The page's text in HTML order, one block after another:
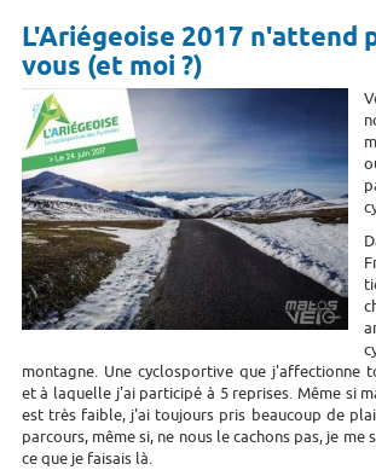
L'Ariégeoise 2017 n'attend
vous (et moi ?)
montagne. Une cyclosportive que j'affectionne
et à laquelle j'ai participé à 5 reprises. Même si
est très faible, j'ai toujours pris beaucoup de
parcours, même si, ne nous le cachons pas, je me
ce que je faisais là.